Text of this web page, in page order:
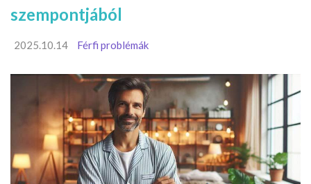
szempontjából
2025.10.14 Férfi problémák